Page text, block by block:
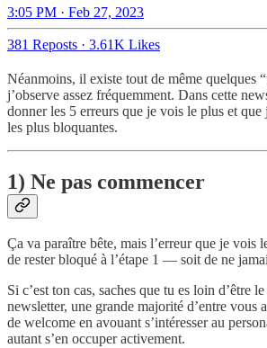
3:05 PM · Feb 27, 2023
381 Reposts · 3.61K Likes
Néanmoins, il existe tout de même quelques
j’observe assez fréquemment. Dans cette
donner les 5 erreurs que je vois le plus et que
les plus bloquantes.
1) Ne pas commencer
Ça va paraître bête, mais l’erreur que je vois
de rester bloqué à l’étape 1 — soit de ne
Si c’est ton cas, saches que tu es loin d’être
newsletter, une grande majorité d’entre vous
de welcome en avouant s’intéresser au
autant s’en occuper activement.